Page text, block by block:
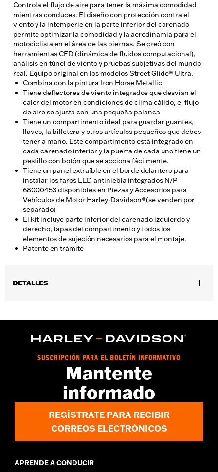
Controla el flujo de aire para tener la máxima comodidad
mientras conduces. El diseño con protección contra el
viento y la intemperie en la parte inferior del carenado
permite optimizar la comodidad y la aerodinamia para el
motociclista en el área de las piernas. Se creó con
herramientas CFD (dinámica de fluidos computacional),
análisis en túnel de viento y pruebas subjetivas del mundo
real. Equipo original en los modelos Street Glide® Ultra.
Combina con la pintura Iron Horse Metallic
Tiene deflectores de viento integrados que desvían el
calor del motor en condiciones de clima cálido, el flujo
de aire se ajusta con una pequeña palanca
Tiene un compartimento ideal para guardar guantes,
llaves, la billetera y otros artículos pequeños que debes
tener a mano. Este compartimento está integrado en
cada carenado inferior y la puerta de cada uno tiene un
pestillo con botón que se acciona fácilmente.
Tiene un panel extraíble en el borde delantero para
instalar los faros LED antiniebla integrados N/P
68000453 disponibles en Piezas y Accesorios para
Vehículos de Motor Harley-Davidson®(se venden por
separado)
El kit incluye parte inferior del carenado izquierdo y
derecho, tapas del compartimento y todos los
elementos de sujeción necesarios para el montaje.
Patente en trámite
DETALLES
posteriores. Para los modelos Street Glide y Road Glide se
necesita la compra por separado del protector del motor n.° de
pieza 49000284 o n.° de pieza 49000285. Para los modelos
separado de soporte de carenado n.° de pieza 47201045 o n.° de
compra adicional por separado del protector de carenado
inferior n.° de pieza 49000330 y elementos de sujeción n.° de
pieza 2708A (cant. 2), n.° de pieza 6116 (cant. 2), y n.° de pieza
4924 (cant. 2). No es compatible con los filtros de aire Heavy
Installation Instructions
d.com/warrantypara más información
SUSCRIPCIÓN PARA EL BOLETÍN INFORMATIVO
Mantente
informado
REGÍSTRATE PARA RECIBIR
CORREOS ELECTRÓNICOS
APRENDE A CONDUCIR